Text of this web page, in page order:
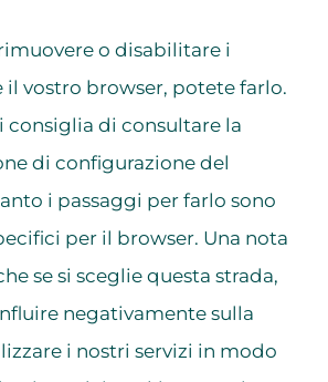
o disabilitare i
vostro browser, potete farlo.
consiglia di consultare la
di configurazione del
i passaggi per farlo sono
per il browser. Una nota
se si sceglie questa strada,
negativamente sulla
i nostri servizi in modo